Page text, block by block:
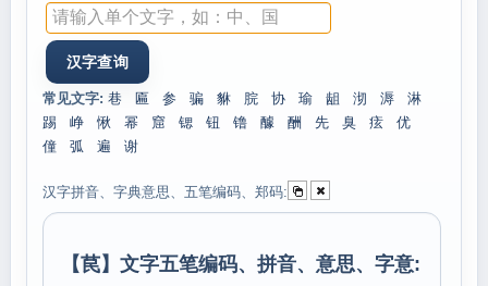
常见文字: 巷 匾 参 骗 貅 脘 协 瑜 龃 沏 溽
淋
踢
峥 愀 幂 窟 锶 钮 镥 醵 酬 先 臭 痃
优
僮
弧 遍 谢
汉字拼音、字典意思、五笔编码、郑码:
【苠】文字五笔编码、拼音、意思、字意: